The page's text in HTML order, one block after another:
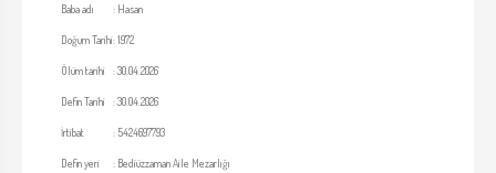
Baba adı : Hasan
Doğum Tarihi:1972
Ölüm tarihi :30.04.2026
Defin Tarihi :30.04.2026
İrtibat :5424697793
Defin yeri : Bediüzzaman Aile Mezarlığı